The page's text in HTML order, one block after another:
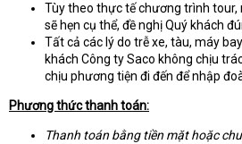
Tùy theo thực tế chương trình tour,
sẽ hẹn cụ thể, đề nghị Quý khách
Tất cả các lý do trễ xe, tàu, máy
khách Công ty Saco không chịu
chịu phương tiện đi đến để nhập
Phương thức thanh toán:
Thanh toán bằng tiền mặt hoặc